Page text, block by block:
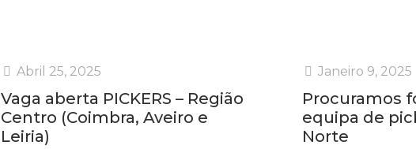
Abril 25, 2025
Vaga aberta PICKERS – Região
Centro (Coimbra, Aveiro e
Leiria)
Janeiro 9, 2025
Procuramos
equipa de
Norte